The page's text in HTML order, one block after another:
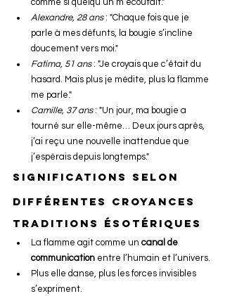
comme si quelqu’un m’écoutait."
Alexandre, 28 ans : "Chaque fois que je
parle à mes défunts, la bougie s’incline
doucement vers moi."
Fatima, 51 ans : "Je croyais que c’était du
hasard. Mais plus je médite, plus la flamme
me parle."
Camille, 37 ans : "Un jour, ma bougie a
tourné sur elle-même… Deux jours après,
j’ai reçu une nouvelle inattendue que
j’espérais depuis longtemps."
Significations selon
différentes croyances
Traditions ésotériques
La flamme agit comme un canal de
communication entre l’humain et l’univers.
Plus elle danse, plus les forces invisibles
s’expriment.